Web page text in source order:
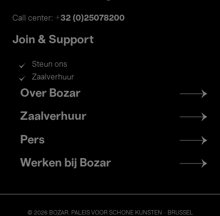
Call center: +32 (0)25078200
Join & Support
Steun ons
Zaalverhuur
Footer
menu
Over Bozar
Zaalverhuur
Pers
Werken bij Bozar
© 2026 BOZAR. PALEIS VOOR SCHONE KUNSTEN - BRUSSEL